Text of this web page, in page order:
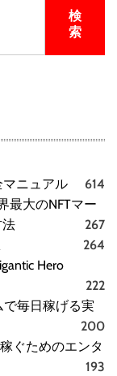
検
索
ニュアル
614
最大のNFTマー
法
267
264
Hero
222
で毎日稼げる実
200
ぐためのエンタ
193